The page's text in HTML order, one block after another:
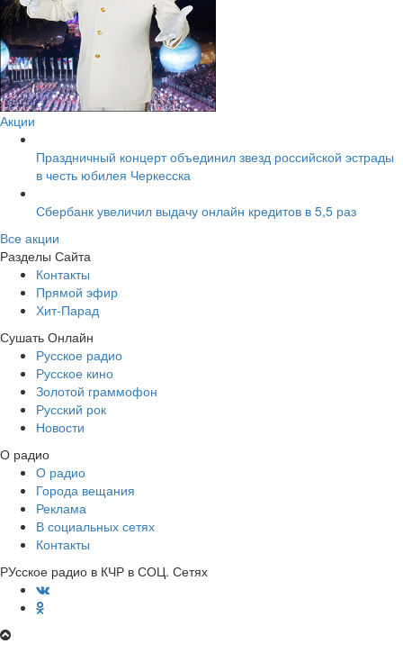
Акции
Праздничный концерт объединил звезд российской эстрады
в честь юбилея Черкесска
Сбербанк увеличил выдачу онлайн кредитов в 5,5 раз
Все акции
Разделы Сайта
Контакты
Прямой эфир
Хит-Парад
Сушать Онлайн
Русское радио
Русское кино
Золотой граммофон
Русский рок
Новости
О радио
О радио
Города вещания
Реклама
В социальных сетях
Контакты
РУсское радио в КЧР в СОЦ. Сетях